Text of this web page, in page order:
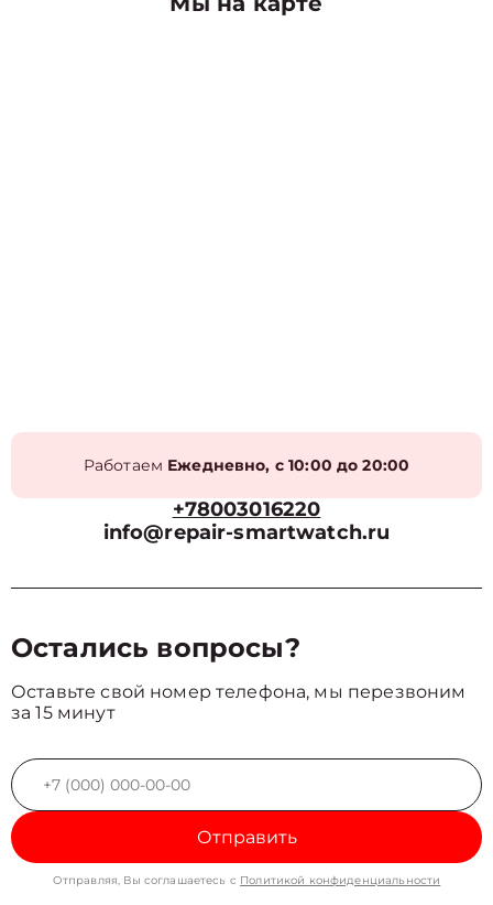
Работаем Ежедневно, с 10:00 до 20:00
+78003016220
info@repair-smartwatch.ru
Остались вопросы?
Оставьте свой номер телефона, мы перезвоним
за 15 минут
Отправить
Отправляя, Вы соглашаетесь с Политикой конфиденциальности